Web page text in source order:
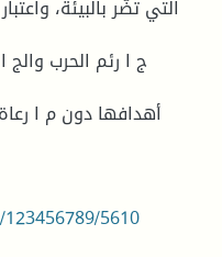
التي تضّر بالبیئة،
ج ا رئم الحرب والج
أهدافها دون م ا
5610